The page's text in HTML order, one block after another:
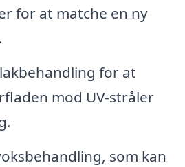
for at matche en ny
for at
mod UV-stråler
som kan